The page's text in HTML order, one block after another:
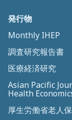
発行物
Monthly IHEP
調査研究報告書
医療経済研究
Asian Pacific
Health
厚生労働省老人